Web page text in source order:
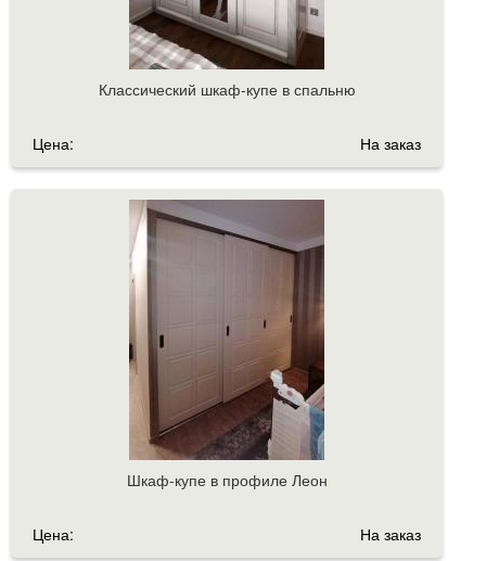
Классический шкаф-купе в спальню
Цена: На заказ
Шкаф-купе в профиле Леон
Цена: На заказ